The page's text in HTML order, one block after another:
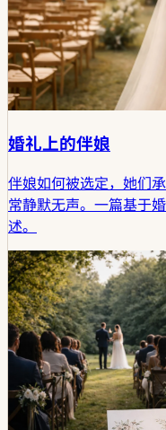
婚礼上的伴娘
伴娘如何被选定，她们
常静默无声。一篇基于
述。